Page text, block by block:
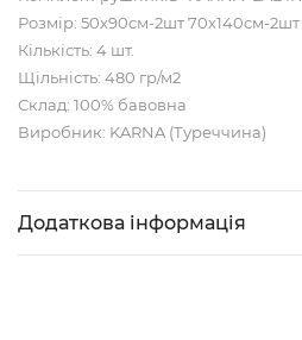
Розмір: 50x90см-2шт 70х140см-2шт
Кількість: 4 шт.
Щільність: 480 гр/м2
Склад: 100% бавовна
Виробник: KARNA (Туреччина)
Додаткова інформація